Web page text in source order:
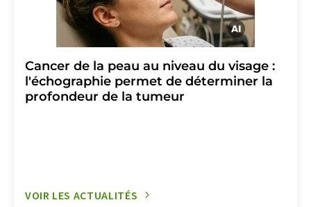
Cancer de la peau au niveau du visage :
l'échographie permet de déterminer la
profondeur de la tumeur
VOIR LES ACTUALITÉS